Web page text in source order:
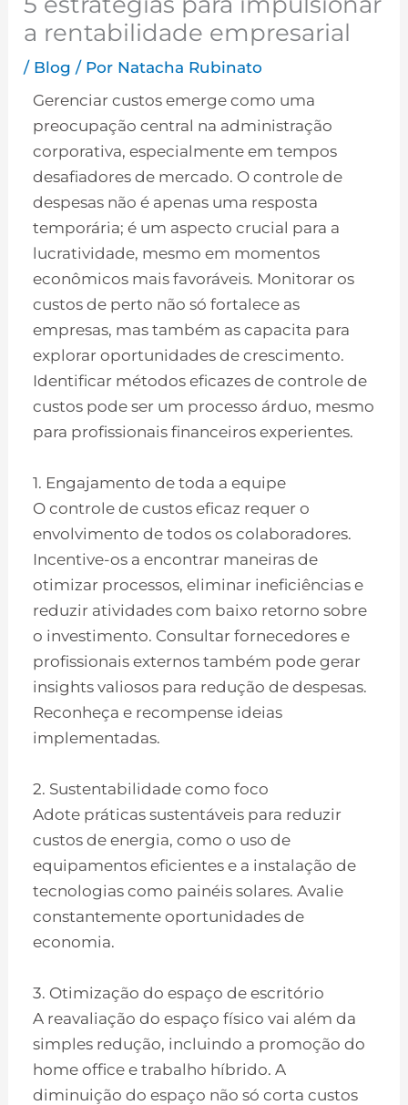
a rentabilidade empresarial
/ Blog / Por Natacha Rubinato
Gerenciar custos emerge como uma
preocupação central na administração
corporativa, especialmente em tempos
desafiadores de mercado. O controle de
despesas não é apenas uma resposta
temporária; é um aspecto crucial para a
lucratividade, mesmo em momentos
econômicos mais favoráveis. Monitorar os
custos de perto não só fortalece as
empresas, mas também as capacita para
explorar oportunidades de crescimento.
Identificar métodos eficazes de controle de
custos pode ser um processo árduo, mesmo
para profissionais financeiros experientes.
1. Engajamento de toda a equipe
O controle de custos eficaz requer o
envolvimento de todos os colaboradores.
Incentive-os a encontrar maneiras de
otimizar processos, eliminar ineficiências e
reduzir atividades com baixo retorno sobre
o investimento. Consultar fornecedores e
profissionais externos também pode gerar
insights valiosos para redução de despesas.
Reconheça e recompense ideias
implementadas.
2. Sustentabilidade como foco
Adote práticas sustentáveis para reduzir
custos de energia, como o uso de
equipamentos eficientes e a instalação de
tecnologias como painéis solares. Avalie
constantemente oportunidades de
economia.
3. Otimização do espaço de escritório
A reavaliação do espaço físico vai além da
simples redução, incluindo a promoção do
home office e trabalho híbrido. A
diminuição do espaço não só corta custos